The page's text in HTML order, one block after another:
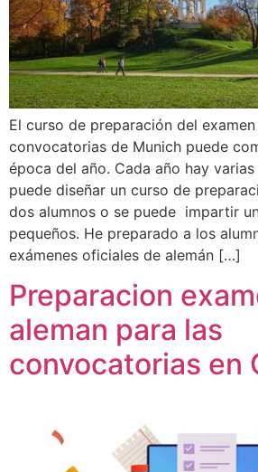
El curso de preparación del examen
convocatorias de Munich puede
época del año. Cada año hay
puede diseñar un curso de
dos alumnos o se puede impartir
pequeños. He preparado a los
exámenes oficiales de alemán […]
Preparacion
aleman para las
convocatorias en